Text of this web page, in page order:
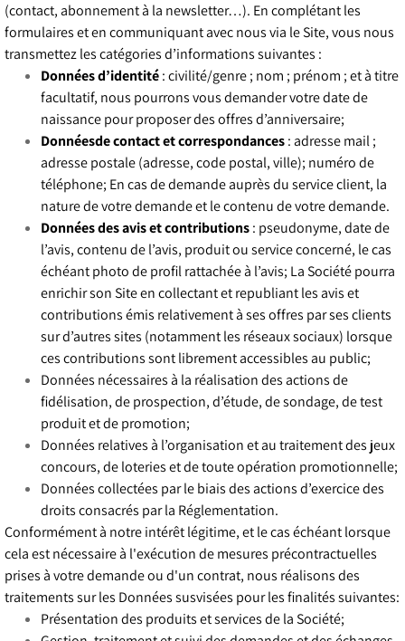
(contact, abonnement à la newsletter…). En complétant les
formulaires et en communiquant avec nous via le Site, vous nous
transmettez les catégories d’informations suivantes :
Données d’identité: civilité/genre ; nom ; prénom ; et à titre
facultatif, nous pourrons vous demander votre date de
naissance pour proposer des offres d’anniversaire;
Donnéesde contact et correspondances: adresse mail ;
adresse postale (adresse, code postal, ville); numéro de
téléphone; En cas de demande auprès du service client, la
nature de votre demande et le contenu de votre demande.
Données des avis et contributions: pseudonyme, date de
l’avis, contenu de l’avis, produit ou service concerné, le cas
échéant photo de profil rattachée à l’avis; La Société pourra
enrichir son Site en collectant et republiant les avis et
contributions émis relativement à ses offres par ses clients
sur d’autres sites (notamment les réseaux sociaux) lorsque
ces contributions sont librement accessibles au public;
Données nécessaires à la réalisation des actions de
fidélisation, de prospection, d’étude, de sondage, de test
produit et de promotion;
Données relatives à l’organisation et au traitement des jeux
concours, de loteries et de toute opération promotionnelle;
Données collectées par le biais des actions d’exercice des
droits consacrés par la Réglementation.
Conformément à notre intérêt légitime, et le cas échéant lorsque
cela est nécessaire à l'exécution de mesures précontractuelles
prises à votre demande ou d'un contrat, nous réalisons des
traitements sur les Données susvisées pour les finalités suivantes:
Présentation des produits et services de la Société;